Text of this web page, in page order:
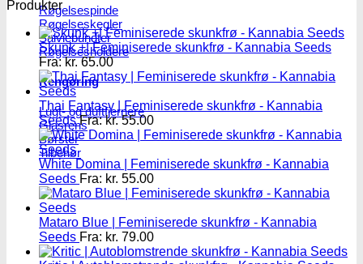
Røgelsespinde
Røgelseskegler
Salviebundter
Røgelsesholdere
Rengøring
Lugt- og duftfjernere
Glasrens
Børster
Tilbehør
Produkter
Skunk +| Feminiserede skunkfrø - Kannabia Seeds
Fra:kr.65.00
Thai Fantasy | Feminiserede skunkfrø - Kannabia
Seeds Fra:kr.55.00
White Domina | Feminiserede skunkfrø - Kannabia
Seeds Fra: kr. 55.00
Mataro Blue | Feminiserede skunkfrø - Kannabia
Seeds Fra: kr. 79.00